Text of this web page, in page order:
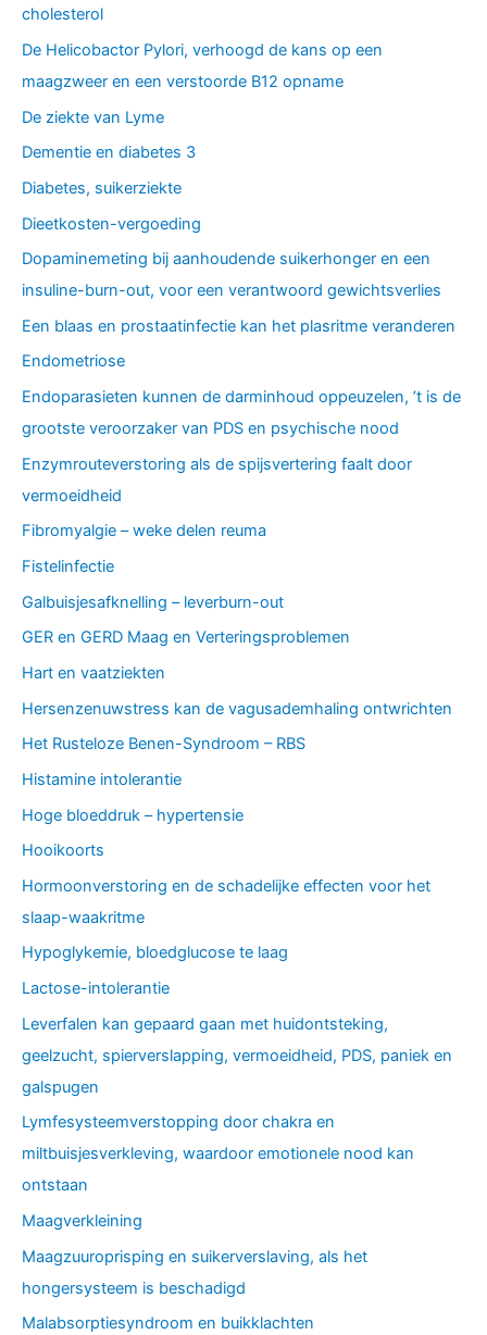
cholesterol
De Helicobactor Pylori, verhoogd de kans op een
maagzweer en een verstoorde B12 opname
De ziekte van Lyme
Dementie en diabetes 3
Diabetes, suikerziekte
Dieetkosten-vergoeding
Dopaminemeting bij aanhoudende suikerhonger en een
insuline-burn-out, voor een verantwoord gewichtsverlies
Een blaas en prostaatinfectie kan het plasritme veranderen
Endometriose
Endoparasieten kunnen de darminhoud oppeuzelen, ’t is de
grootste veroorzaker van PDS en psychische nood
Enzymrouteverstoring als de spijsvertering faalt door
vermoeidheid
Fibromyalgie – weke delen reuma
Fistelinfectie
Galbuisjesafknelling – leverburn-out
GER en GERD Maag en Verteringsproblemen
Hart en vaatziekten
Hersenzenuwstress kan de vagusademhaling ontwrichten
Het Rusteloze Benen-Syndroom – RBS
Histamine intolerantie
Hoge bloeddruk – hypertensie
Hooikoorts
Hormoonverstoring en de schadelijke effecten voor het
slaap-waakritme
Hypoglykemie, bloedglucose te laag
Lactose-intolerantie
Leverfalen kan gepaard gaan met huidontsteking,
geelzucht, spierverslapping, vermoeidheid, PDS, paniek en
galspugen
Lymfesysteemverstopping door chakra en
miltbuisjesverkleving, waardoor emotionele nood kan
ontstaan
Maagverkleining
Maagzuuroprisping en suikerverslaving, als het
hongersysteem is beschadigd
Malabsorptiesyndroom en buikklachten